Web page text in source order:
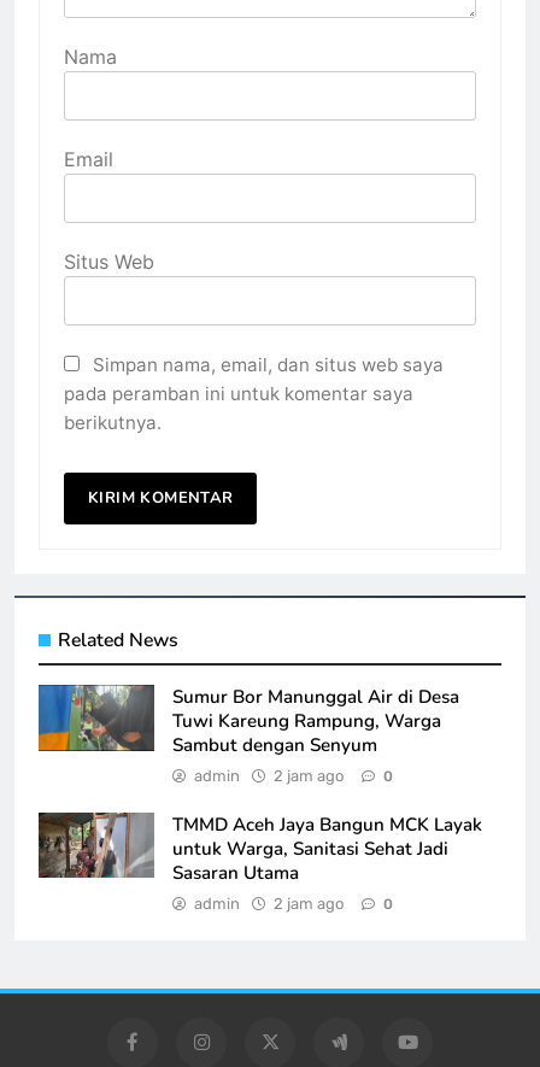
Nama
Email
Situs Web
Simpan nama, email, dan situs web saya
pada peramban ini untuk komentar saya
berikutnya.
Related News
Sumur Bor Manunggal Air di Desa
Tuwi Kareung Rampung, Warga
Sambut dengan Senyum
admin 2 jam ago 0
TMMD Aceh Jaya Bangun MCK Layak
untuk Warga, Sanitasi Sehat Jadi
Sasaran Utama
admin 2 jam ago 0